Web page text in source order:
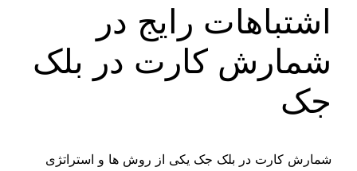
اشتباهات رایج در
شمارش کارت در بلک
جک
شمارش کارت در بلک جک یکی از روش ها و استراتژی